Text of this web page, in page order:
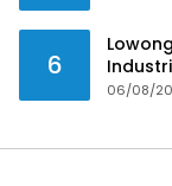
6
06/08/